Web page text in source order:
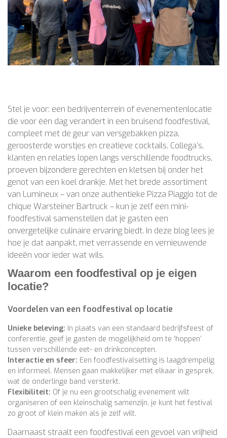
Stel je voor: een bedrijventerrein of evenementenlocatie
die voor één dag verandert in een bruisend foodfestival,
compleet met de geur van versgebakken pizza,
geroosterde worstjes en creatieve cocktails. Collega’s,
klanten en relaties lopen langs verschillende foodtrucks,
proeven bijzondere gerechten en kletsen bij onder het
genot van een koel drankje. Met het brede assortiment
van Lumineux – van onze authentieke Pizza Piaggio tot de
chique Warsteiner Bartruck – kun je zelf een mini-
foodfestival samenstellen dat je gasten een
onvergetelijke culinaire ervaring biedt. In deze blog lees je
hoe je dat aanpakt, met verrassende en vernieuwende
ideeën voor ieder wat wils.
Waarom een foodfestival op je eigen
locatie?
Voordelen van een foodfestival op locatie
Unieke beleving: In plaats van een standaard bedrijfsfeest of
conferentie, geef je gasten de mogelijkheid om te ‘hoppen’
tussen verschillende eet- en drinkconcepten.
Interactie en sfeer: Een foodfestivalsetting is laagdrempelig
en informeel. Mensen gaan makkelijker met elkaar in gesprek,
wat de onderlinge band versterkt.
Flexibiliteit: Of je nu een grootschalig evenement wilt
organiseren of een kleinschalig samenzijn, je kunt het festival
zo groot of klein maken als je zelf wilt.
Daarnaast straalt een foodfestival een gevoel van vrijheid